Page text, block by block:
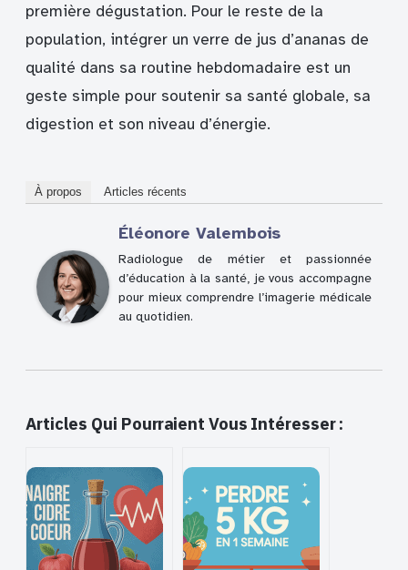
première dégustation. Pour le reste de la
population, intégrer un verre de jus d’ananas de
qualité dans sa routine hebdomadaire est un
geste simple pour soutenir sa santé globale, sa
digestion et son niveau d’énergie.
À propos Articles récents
Éléonore Valembois
Radiologue de métier et passionnée
d’éducation à la santé, je vous accompagne
pour mieux comprendre l’imagerie médicale
au quotidien.
Articles Qui Pourraient Vous Intéresser :